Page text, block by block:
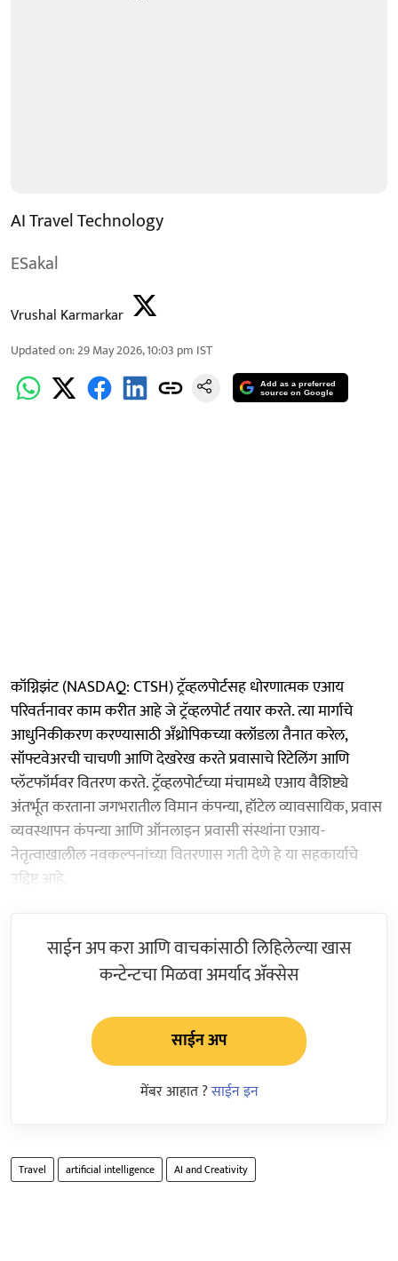
AI Travel Technology
ESakal
Vrushal Karmarkar
Updated on:29 May 2026, 10:03 pm IST
Add as a preferred
source on Google
कॉग्निझंट (NASDAQ: CTSH) ट्रॅव्हलपोर्टसह धोरणात्मक एआय
परिवर्तनावर काम करीत आहे जे ट्रॅव्हलपोर्ट तयार करते. त्या मार्गाचे
आधुनिकीकरण करण्यासाठी अँथ्रोपिकच्या क्लॉडला तैनात करेल,
सॉफ्टवेअरची चाचणी आणि देखरेख करते प्रवासाचे रिटेलिंग आणि
प्लॅटफॉर्मवर वितरण करते. ट्रॅव्हलपोर्टच्या मंचामध्ये एआय वैशिष्ट्ये
अंतर्भूत करताना जगभरातील विमान कंपन्या, हॉटेल व्यावसायिक, प्रवास
व्यवस्थापन कंपन्या आणि ऑनलाइन प्रवासी संस्थांना एआय-
नेतृत्वाखालील नवकल्पनांच्या वितरणास गती देणे हे या सहकार्याचे
उद्दिष्ट आहे.
साईन अप करा आणि वाचकांसाठी लिहिलेल्या खास
कन्टेन्टचा मिळवा अमर्याद ॲक्सेस
साईन अप
मेंबर आहात ?साईन इन
Travel artificial intelligence AI and Creativity